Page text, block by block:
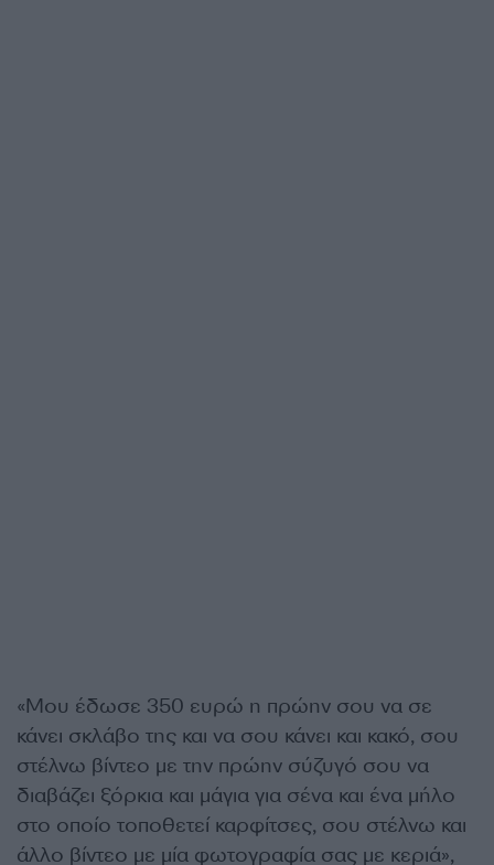
«Μου έδωσε 350 ευρώ η πρώην σου να σε
κάνει σκλάβο της και να σου κάνει και κακό, σου
στέλνω βίντεο με την πρώην σύζυγό σου να
διαβάζει ξόρκια και μάγια για σένα και ένα μήλο
στο οποίο τοποθετεί καρφίτσες, σου στέλνω και
άλλο βίντεο με μία φωτογραφία σας με κεριά»,